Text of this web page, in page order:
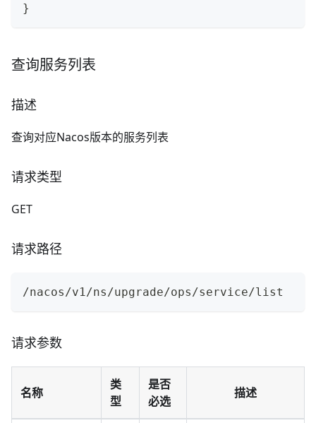
}
查询服务列表
描述
查询对应Nacos版本的服务列表
请求类型
GET
请求路径
/nacos/v1/ns/upgrade/ops/service/list
请求参数
名称
类
型
是否
必选
描述